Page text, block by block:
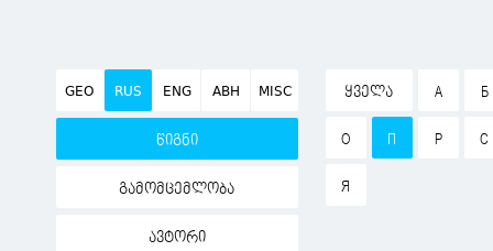
GEO RUS ENG ABH MISC
წიგნი
გამომცემლობა
ავტორი
ᲧᲕᲔᲚᲐ А Б
О П Р С
Я